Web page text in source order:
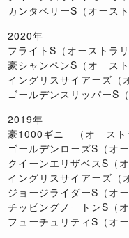
カンタベリーS（オース
2020年
フライトS（オーストラ
豪シャンペンS（オース
イングリスサイアーズ（
ゴールデンスリッパーS
2019年
豪1000ギニー（オースト
ゴールデンローズS（オ
クイーンエリザベスS（
イングリスサイアーズ（
ジョージライダーS（オ
チッピングノートンS（
フューチュリティS（オ